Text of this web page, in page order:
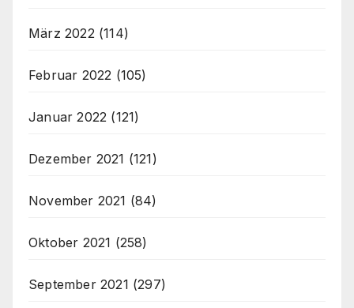
März 2022 (114)
Februar 2022 (105)
Januar 2022 (121)
Dezember 2021 (121)
November 2021 (84)
Oktober 2021 (258)
September 2021 (297)